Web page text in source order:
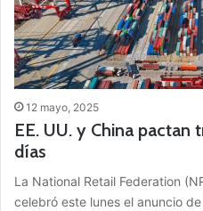
12 mayo, 2025
EE. UU. y China pactan
días
La National Retail Federation
celebró este lunes el anuncio